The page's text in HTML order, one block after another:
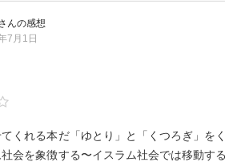
んの感想
7月1日
くれる本だ「ゆとり」と「くつろぎ」を
会を象徴する〜イスラム社会では移動す